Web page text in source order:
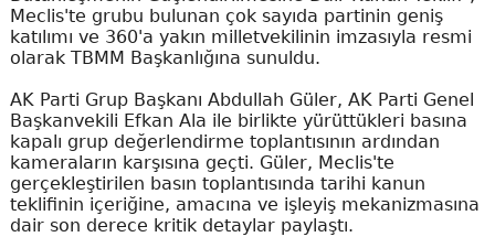
Meclis'te grubu bulunan çok sayıda partinin geniş
katılımı ve 360'a yakın milletvekilinin imzasıyla resmi
olarak TBMM Başkanlığına sunuldu.
AK Parti Grup Başkanı Abdullah Güler, AK Parti Genel
Başkanvekili Efkan Ala ile birlikte yürüttükleri basına
kapalı grup değerlendirme toplantısının ardından
kameraların karşısına geçti. Güler, Meclis'te
gerçekleştirilen basın toplantısında tarihi kanun
teklifinin içeriğine, amacına ve işleyiş mekanizmasına
dair son derece kritik detaylar paylaştı.